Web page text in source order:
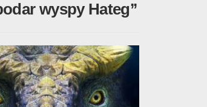
wyspy Hateg’’